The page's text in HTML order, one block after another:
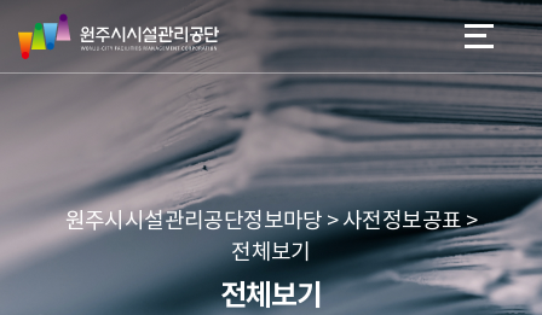
네
본문 바로가기
메뉴 바로가기
원
주
시
리
공
단
원주시시설관리공단정보마당 > 사전정보공표 >
전체보기
전체보기